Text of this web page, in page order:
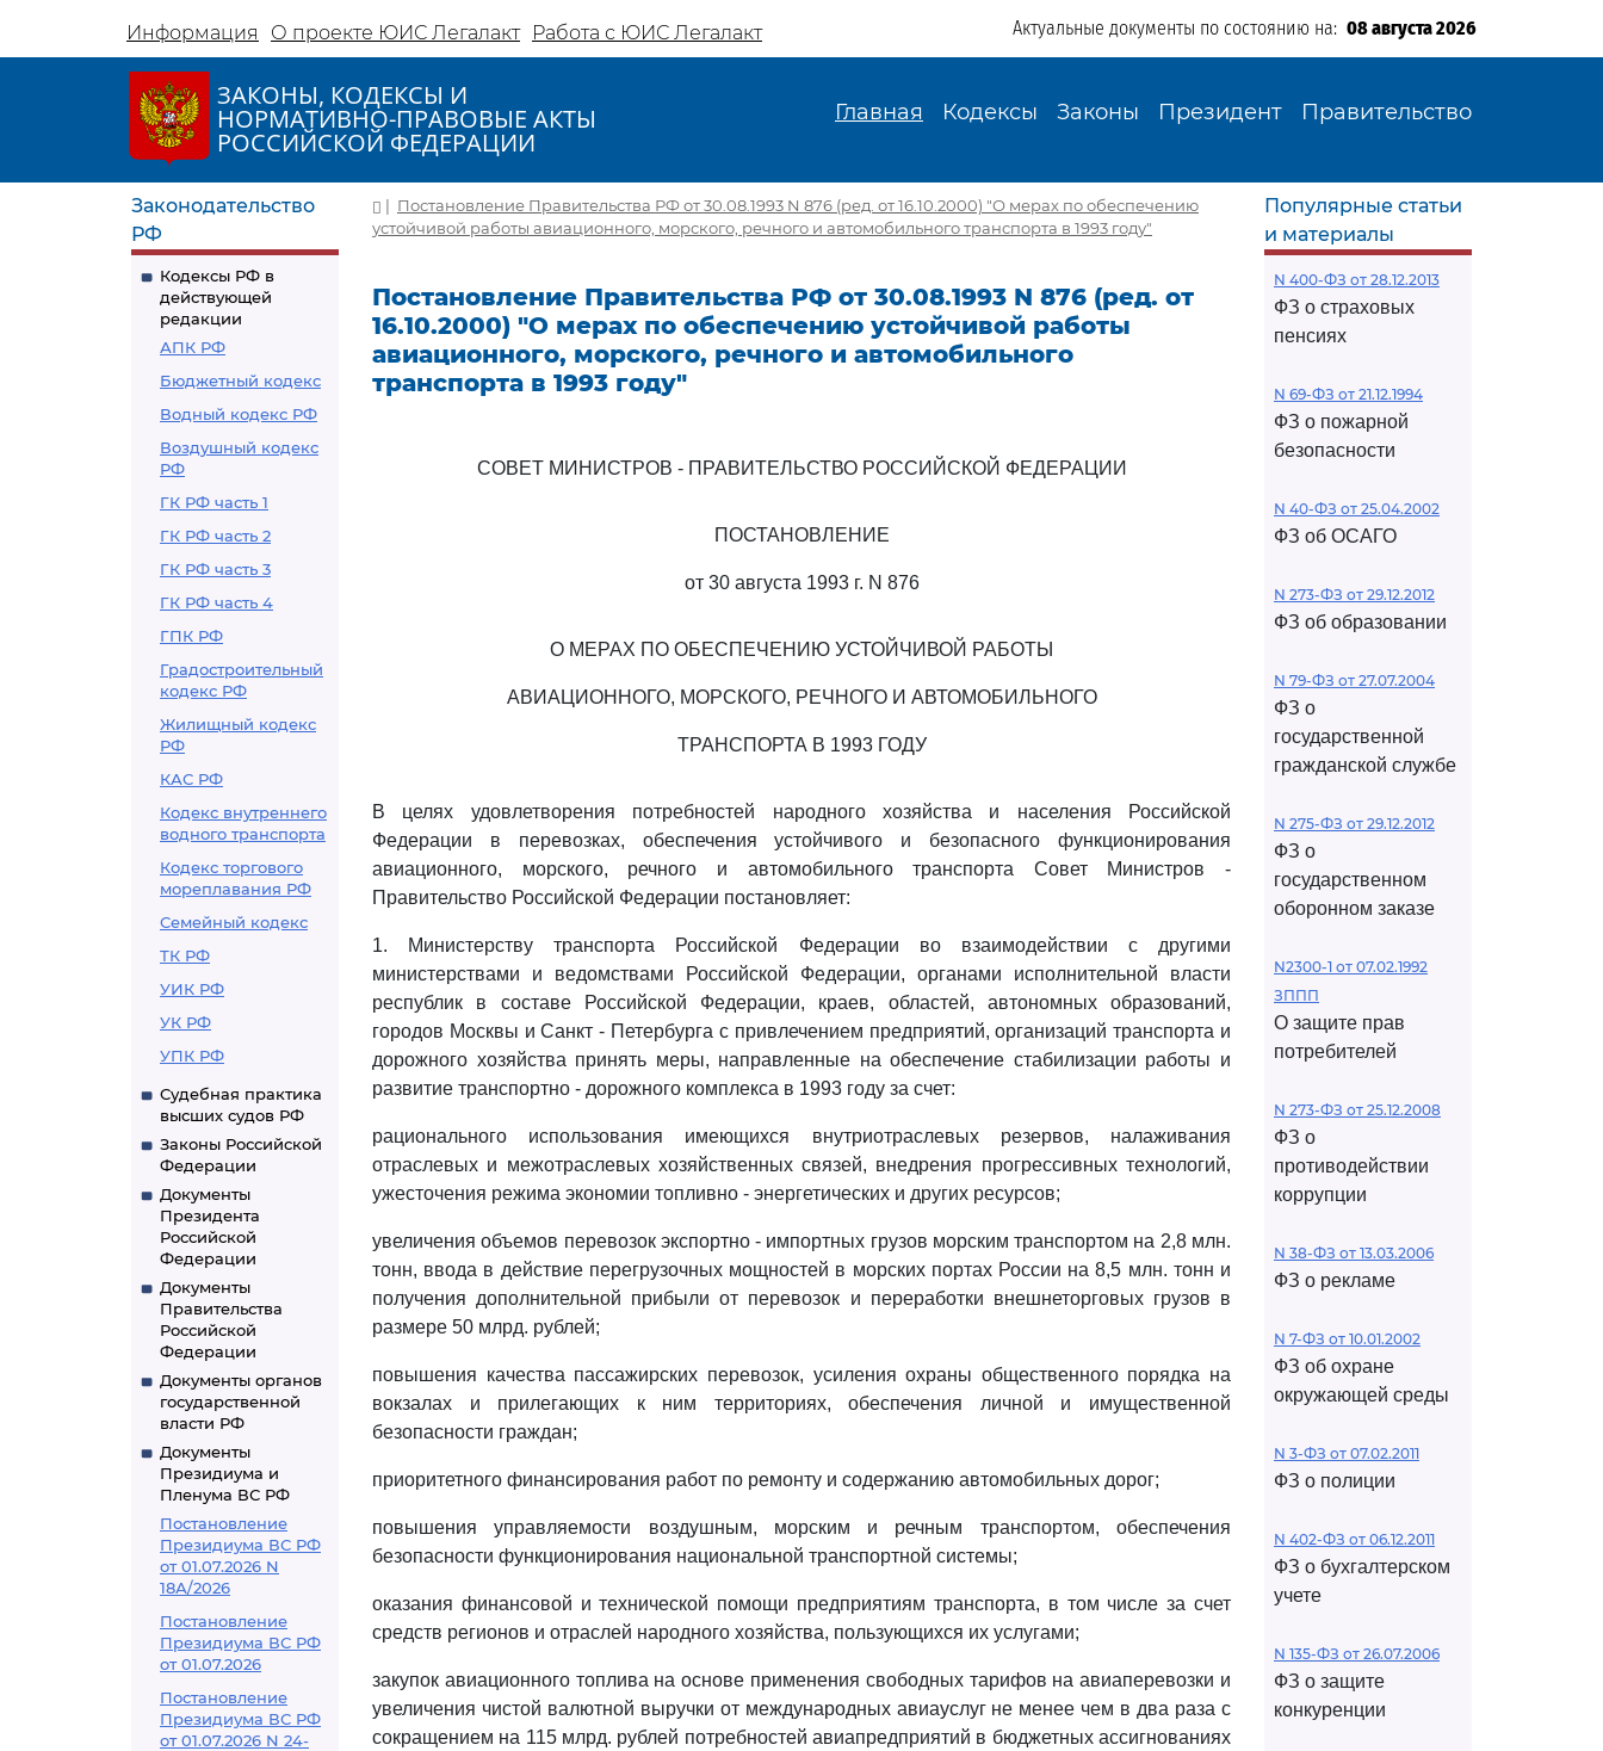
Информация О проекте ЮИС Легалакт Работа с ЮИС Легалакт Актуальные документы по состоянию на: 08 августа 2026
ЗАКОНЫ, КОДЕКСЫ И
НОРМАТИВНО-ПРАВОВЫЕ АКТЫ
РОССИЙСКОЙ ФЕДЕРАЦИИ
Главная Кодексы Законы Президент Правительство
Законодательство
РФ
Кодексы РФ в
действующей
редакции
АПК РФ
Бюджетный кодекс
Водный кодекс РФ
Воздушный кодекс
РФ
ГК РФ часть 1
ГК РФ часть 2
ГК РФ часть 3
ГК РФ часть 4
ГПК РФ
Градостроительный
кодекс РФ
Жилищный кодекс
РФ
КАС РФ
Кодекс внутреннего
водного транспорта
Кодекс торгового
мореплавания РФ
Семейный кодекс
ТК РФ
УИК РФ
УК РФ
УПК РФ
Судебная практика
высших судов РФ
Законы Российской
Федерации
Документы
Президента
Российской
Федерации
Документы
Правительства
Российской
Федерации
Документы органов
государственной
власти РФ
Документы
Президиума и
Пленума ВС РФ
Постановление
Президиума ВС РФ
от 01.07.2026 N
18А/2026
Постановление
Президиума ВС РФ
от 01.07.2026
Постановление
Президиума ВС РФ
от 01.07.2026 N 24-
| Постановление Правительства РФ от 30.08.1993 N 876 (ред. от 16.10.2000) "О мерах по обеспечению
устойчивой работы авиационного, морского, речного и автомобильного транспорта в 1993 году"
Постановление Правительства РФ от 30.08.1993 N 876 (ред. от
16.10.2000) "О мерах по обеспечению устойчивой работы
авиационного, морского, речного и автомобильного
транспорта в 1993 году"
СОВЕТ МИНИСТРОВ - ПРАВИТЕЛЬСТВО РОССИЙСКОЙ ФЕДЕРАЦИИ
ПОСТАНОВЛЕНИЕ
от 30 августа 1993 г. N 876
О МЕРАХ ПО ОБЕСПЕЧЕНИЮ УСТОЙЧИВОЙ РАБОТЫ
АВИАЦИОННОГО, МОРСКОГО, РЕЧНОГО И АВТОМОБИЛЬНОГО
ТРАНСПОРТА В 1993 ГОДУ
В целях удовлетворения потребностей народного хозяйства и населения Российской
Федерации в перевозках, обеспечения устойчивого и безопасного функционирования
авиационного, морского, речного и автомобильного транспорта Совет Министров -
Правительство Российской Федерации постановляет:
1. Министерству транспорта Российской Федерации во взаимодействии с другими
министерствами и ведомствами Российской Федерации, органами исполнительной власти
республик в составе Российской Федерации, краев, областей, автономных образований,
городов Москвы и Санкт - Петербурга с привлечением предприятий, организаций транспорта и
дорожного хозяйства принять меры, направленные на обеспечение стабилизации работы и
развитие транспортно - дорожного комплекса в 1993 году за счет:
рационального использования имеющихся внутриотраслевых резервов, налаживания
отраслевых и межотраслевых хозяйственных связей, внедрения прогрессивных технологий,
ужесточения режима экономии топливно - энергетических и других ресурсов;
увеличения объемов перевозок экспортно - импортных грузов морским транспортом на 2,8 млн.
тонн, ввода в действие перегрузочных мощностей в морских портах России на 8,5 млн. тонн и
получения дополнительной прибыли от перевозок и переработки внешнеторговых грузов в
размере 50 млрд. рублей;
повышения качества пассажирских перевозок, усиления охраны общественного порядка на
вокзалах и прилегающих к ним территориях, обеспечения личной и имущественной
безопасности граждан;
приоритетного финансирования работ по ремонту и содержанию автомобильных дорог;
повышения управляемости воздушным, морским и речным транспортом, обеспечения
безопасности функционирования национальной транспортной системы;
оказания финансовой и технической помощи предприятиям транспорта, в том числе за счет
средств регионов и отраслей народного хозяйства, пользующихся их услугами;
закупок авиационного топлива на основе применения свободных тарифов на авиаперевозки и
увеличения чистой валютной выручки от международных авиауслуг не менее чем в два раза с
сокращением на 115 млрд. рублей потребностей авиапредприятий в бюджетных ассигнованиях
Популярные статьи
и материалы
N 400-ФЗ от 28.12.2013
ФЗ о страховых
пенсиях
N 69-ФЗ от 21.12.1994
ФЗ о пожарной
безопасности
N 40-ФЗ от 25.04.2002
ФЗ об ОСАГО
N 273-ФЗ от 29.12.2012
ФЗ об образовании
N 79-ФЗ от 27.07.2004
ФЗ о
государственной
гражданской службе
N 275-ФЗ от 29.12.2012
ФЗ о
государственном
оборонном заказе
N2300-1 от 07.02.1992
ЗППП
О защите прав
потребителей
N 273-ФЗ от 25.12.2008
ФЗ о
противодействии
коррупции
N 38-ФЗ от 13.03.2006
ФЗ о рекламе
N 7-ФЗ от 10.01.2002
ФЗ об охране
окружающей среды
N 3-ФЗ от 07.02.2011
ФЗ о полиции
N 402-ФЗ от 06.12.2011
ФЗ о бухгалтерском
учете
N 135-ФЗ от 26.07.2006
ФЗ о защите
конкуренции